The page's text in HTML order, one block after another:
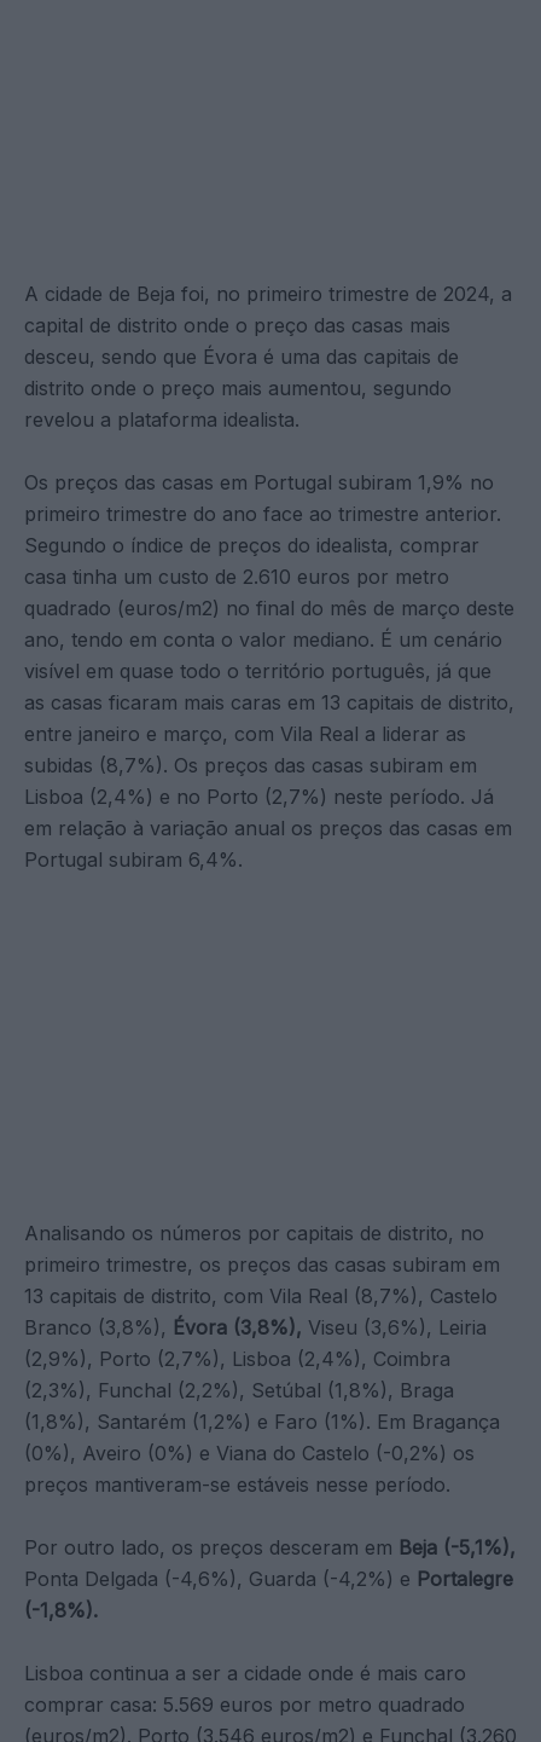
A cidade de Beja foi, no primeiro trimestre de 2024, a
capital de distrito onde o preço das casas mais
desceu, sendo que Évora é uma das capitais de
distrito onde o preço mais aumentou, segundo
revelou a plataforma idealista.
Os preços das casas em Portugal subiram 1,9% no
primeiro trimestre do ano face ao trimestre anterior.
Segundo o índice de preços do idealista, comprar
casa tinha um custo de 2.610 euros por metro
quadrado (euros/m2) no final do mês de março deste
ano, tendo em conta o valor mediano. É um cenário
visível em quase todo o território português, já que
as casas ficaram mais caras em 13 capitais de distrito,
entre janeiro e março, com Vila Real a liderar as
subidas (8,7%). Os preços das casas subiram em
Lisboa (2,4%) e no Porto (2,7%) neste período. Já
em relação à variação anual os preços das casas em
Portugal subiram 6,4%.
Analisando os números por capitais de distrito, no
primeiro trimestre, os preços das casas subiram em
13 capitais de distrito, com Vila Real (8,7%), Castelo
Branco (3,8%), Évora (3,8%), Viseu (3,6%), Leiria
(2,9%), Porto (2,7%), Lisboa (2,4%), Coimbra
(2,3%), Funchal (2,2%), Setúbal (1,8%), Braga
(1,8%), Santarém (1,2%) e Faro (1%). Em Bragança
(0%), Aveiro (0%) e Viana do Castelo (-0,2%) os
preços mantiveram-se estáveis nesse período.
Por outro lado, os preços desceram em Beja (-5,1%),
Ponta Delgada (-4,6%), Guarda (-4,2%) e Portalegre
(-1,8%).
Lisboa continua a ser a cidade onde é mais caro
comprar casa: 5.569 euros por metro quadrado
(euros/m2). Porto (3.546 euros/m2) e Funchal (3.260